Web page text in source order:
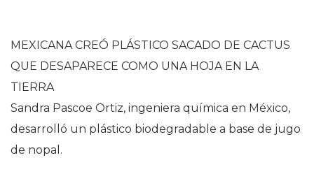
MEXICANA CREÓ PLÁSTICO SACADO DE CACTUS
QUE DESAPARECE COMO UNA HOJA EN LA
TIERRA
Sandra Pascoe Ortiz, ingeniera química en México,
desarrolló un plástico biodegradable a base de jugo
de nopal.